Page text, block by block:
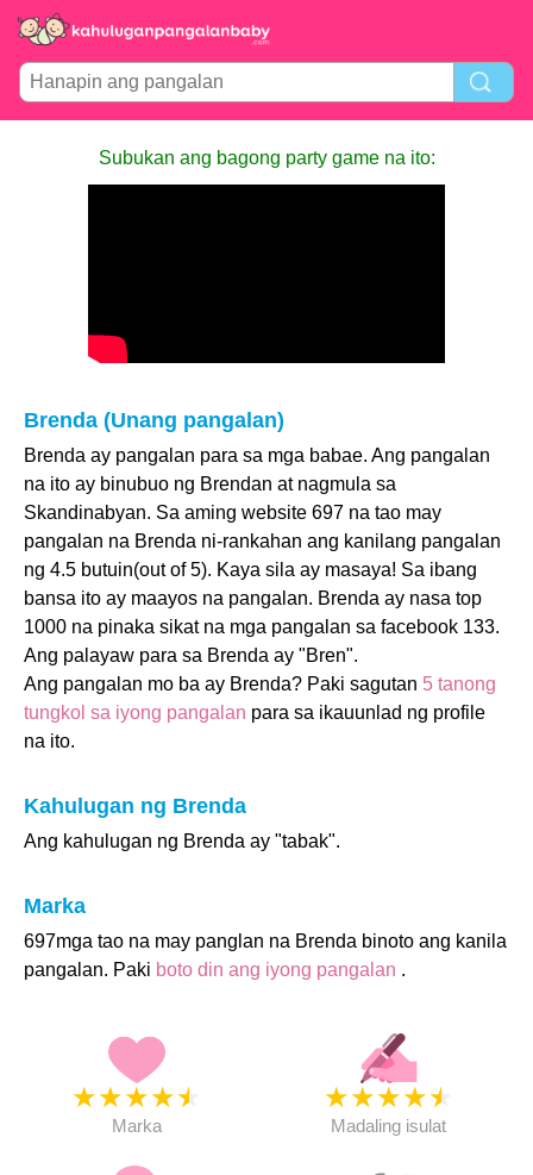
Subukan ang bagong party game na ito:
Brenda (Unang pangalan)
Brenda ay pangalan para sa mga babae. Ang pangalan
na ito ay binubuo ng Brendan at nagmula sa
Skandinabyan. Sa aming website 697 na tao may
pangalan na Brenda ni-rankahan ang kanilang pangalan
ng 4.5 butuin(out of 5). Kaya sila ay masaya! Sa ibang
bansa ito ay maayos na pangalan. Brenda ay nasa top
1000 na pinaka sikat na mga pangalan sa facebook 133.
Ang palayaw para sa Brenda ay "Bren".
Ang pangalan mo ba ay Brenda? Paki sagutan 5 tanong
tungkol sa iyong pangalan para sa ikauunlad ng profile
na ito.
Kahulugan ng Brenda
Ang kahulugan ng Brenda ay "tabak".
Marka
697mga tao na may panglan na Brenda binoto ang kanila
pangalan. Paki boto din ang iyong pangalan .
★★★★★
Marka
★★★★★
Madaling isulat